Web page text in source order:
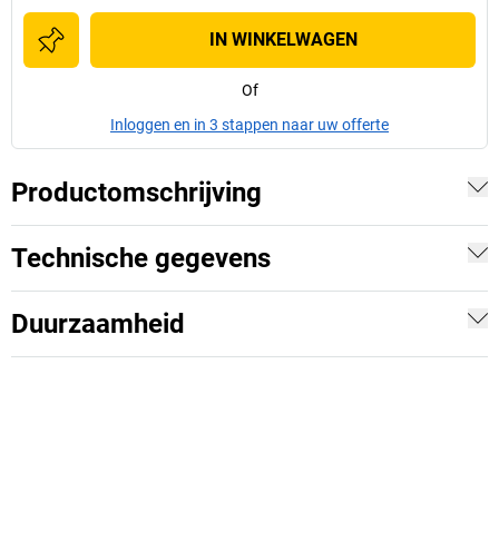
IN WINKELWAGEN
Of
Inloggen en in 3 stappen naar uw offerte
Productomschrijving
Technische gegevens
Duurzaamheid